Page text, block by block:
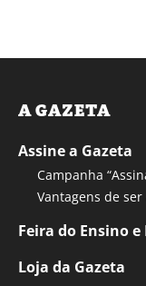
A GAZETA
Assine a Gazeta
Campanha
Vantagens de
Feira do Ensino
Loja da Gazeta